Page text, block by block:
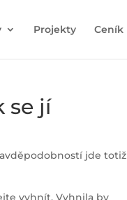
Projekty Ceník
se jí
jde totiž
vyhnít. Vyhnila by